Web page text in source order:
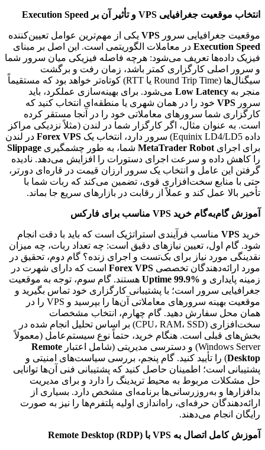
انتخاب موقعیت جغرافیایی VPS و تأثیر آن بر Execution Speed
موقعیت جغرافیایی سرور VPS یکی از مهم‌ترین عوامل تعیین‌کننده
Execution Speed در معاملات الگوریتمی است. این اصل بر مبنای
فیزیک داده‌ها تعریف می‌شود: هرچه فاصله فیزیکی میان سرور شما
و سرور اصلی کارگزاری کمتر باشد، زمان رفت و برگشت
سیگنال‌ها (Round Trip Time یا RTT) کوتاه‌تر خواهد بود که مستقیماً
منجر به Low Latency می‌شود. برای بهینه‌سازی عملکرد، باید
سرور VPS خود را در همان شهری یا منطقه‌ای انتخاب کنید که
کارگزاری شما سرورهای معاملاتی خود را در آنجا مستقر کرده
است. به عنوان مثال، اگر کارگزار شما در لندن (مثلاً نزدیکی مراکز
داده Equinix LD4/LD5) سرور دارد، انتخاب یک
Forex VPS در لندن
برای اجرای MetaTrader Robot شما، به طور چشمگیری Slippage
را کاهش داده و سرعت اجرای دستورات را افزایش می‌دهد. نادیده
گرفتن این عامل و انتخاب یک سرور ارزان قیمت در قاره‌ای دورتر،
حتی با منابع سخت‌افزاری قوی، تضمین می‌کند که ربات شما با
تأخیر بالا عمل کند و عملاً از رقابت در بازارهای سریع جا بماند.
آموزش گام‌به‌گام خرید VPS مناسب برای فارکس
خرید VPS مناسب فرآیندی استراتژیک است که باید با دقت انجام
شود. گام اول، تعیین نیازهای دقیق است: چه تعداد ربات، چه میزان
نقدینگی مورد نیاز برای بک‌تست و اجرای زنده؟ گام دوم، تحقیق در
مورد ارائه‌دهندگان تخصصی Forex VPS است که دارای شهرت در
زمینه پایداری و Uptime 99.9% هستند. گام سوم، توجه به موقعیت
جغرافیایی سرور است؛ با پشتیبانی کارگزاری خود تماس بگیرید و
موقعیت بهینه سرورهای معاملاتی آن‌ها را بپرسید و VPS را در
همان محل سفارش دهید. گام چهارم، انتخاب مشخصات
سخت‌افزاری (CPU، RAM، SSD) بر اساس تحلیل انجام شده در
بخش‌های قبلی است. هنگام خرید، حتماً نوع سیستم‌عامل (معمولاً
Windows Server) و دسترسی مدیریتی (شامل اعتبار
Remote
Desktop) را تأیید کنید. گام پنجم، بررسی سیاست‌های امنیتی و
پشتیبانی است؛ اطمینان حاصل کنید که پشتیبانی فنی آن‌ها توانایی
حل مشکلات مربوط به محیط تریدینگ را دارد و برای مدیریت
بدافزارها و به‌روزرسانی‌ها برنامه‌ای مشخص دارد. بسیاری از
ارائه‌دهندگان حرفه‌ای، راه‌اندازی اولیه پلتفرم‌ها را نیز به صورت
رایگان انجام می‌دهند.
آموزش کامل اتصال به VPS با Remote Desktop (RDP)